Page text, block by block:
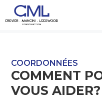
Aller
au
COORDONNÉES
COMMENT
VOUS AIDER?